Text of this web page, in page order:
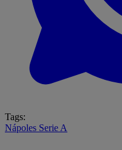
Tags:
Nápoles Serie A